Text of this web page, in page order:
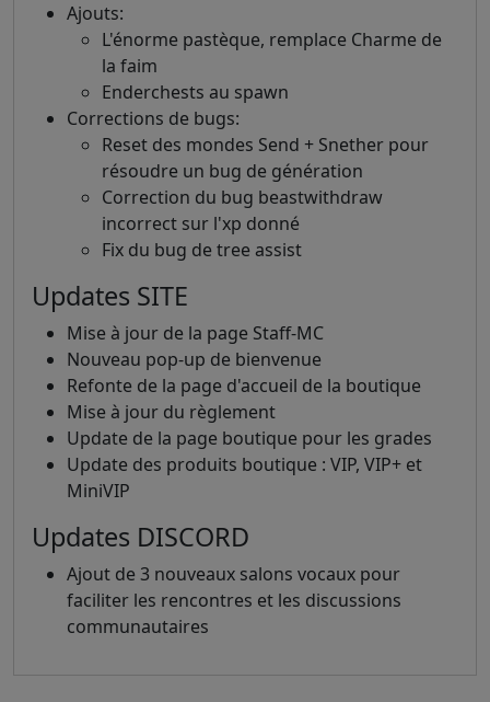
Ajouts:
L'énorme pastèque, remplace Charme de
la faim
Enderchests au spawn
Corrections de bugs:
Reset des mondes Send + Snether pour
résoudre un bug de génération
Correction du bug beastwithdraw
incorrect sur l'xp donné
Fix du bug de tree assist
Updates SITE
Mise à jour de la page Staff-MC
Nouveau pop-up de bienvenue
Refonte de la page d'accueil de la boutique
Mise à jour du règlement
Update de la page boutique pour les grades
Update des produits boutique : VIP, VIP+ et
MiniVIP
Updates DISCORD
Ajout de 3 nouveaux salons vocaux pour
faciliter les rencontres et les discussions
communautaires